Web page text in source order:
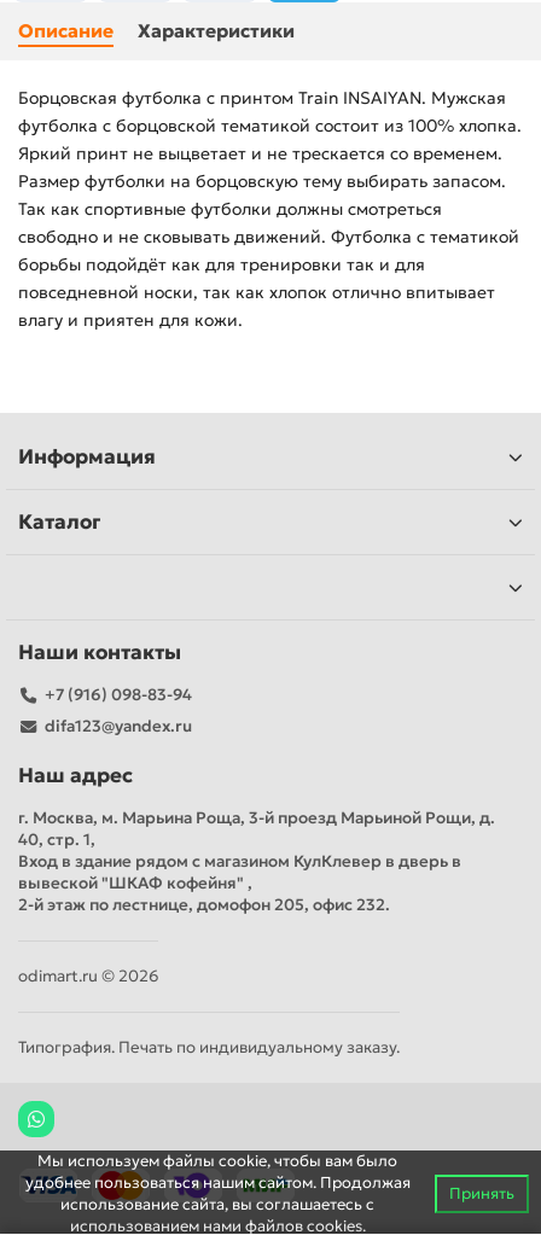
Описание Характеристики
Борцовская футболка с принтом Train INSAIYAN. Мужская
футболка с борцовской тематикой состоит из 100% хлопка.
Яркий принт не выцветает и не трескается со временем.
Размер футболки на борцовскую тему выбирать запасом.
Так как спортивные футболки должны смотреться
свободно и не сковывать движений. Футболка с тематикой
борьбы подойдёт как для тренировки так и для
повседневной носки, так как хлопок отлично впитывает
влагу и приятен для кожи.
Информация
Каталог
Наши контакты
+7 (916) 098-83-94
difa123@yandex.ru
Наш адрес
г. Москва, м. Марьина Роща, 3-й проезд Марьиной Рощи, д.
40, стр. 1,
Вход в здание рядом с магазином КулКлевер в дверь в
вывеской "ШКАФ кофейня" ,
2-й этаж по лестнице, домофон 205, офис 232.
odimart.ru © 2026
Типография. Печать по индивидуальному заказу.
Мы используем файлы cookie, чтобы вам было
удобнее пользоваться нашим сайтом. Продолжая
использование сайта, вы соглашаетесь c
использованием нами файлов cookies.
Принять